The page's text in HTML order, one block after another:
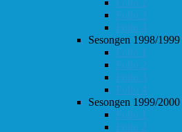
Follo 3
Follo 4
Sesongen 1998/1999
Follo 1
Follo 2
Follo 3
Follo 4
Sesongen 1999/2000
Follo 1
Follo 2